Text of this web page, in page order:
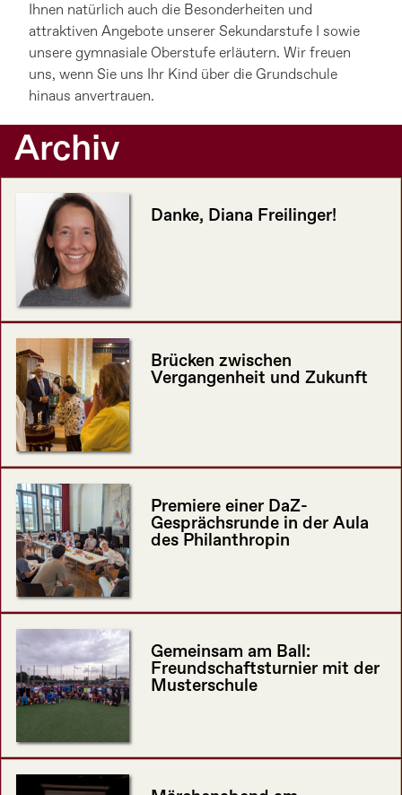
Ihnen natürlich auch die Besonderheiten und
attraktiven Angebote unserer Sekundarstufe I sowie
unsere gymnasiale Oberstufe erläutern. Wir freuen
uns, wenn Sie uns Ihr Kind über die Grundschule
hinaus anvertrauen.
Archiv
Danke, Diana Freilinger!
Brücken zwischen
Vergangenheit und Zukunft
Premiere einer DaZ-
Gesprächsrunde in der Aula
des Philanthropin
Gemeinsam am Ball:
Freundschaftsturnier mit der
Musterschule